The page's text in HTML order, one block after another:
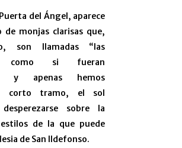
del Ángel, aparece
de monjas clarisas que,
son llamadas “las
como si fueran
y apenas hemos
corto tramo, el sol
sobre la
de la que puede
de San Ildefonso.